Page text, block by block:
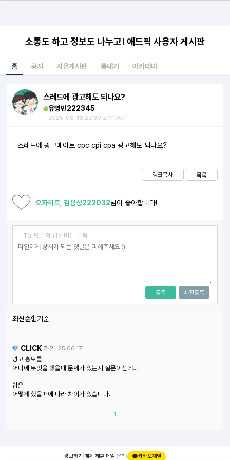
소통도 하고 정보도 나누고! 애드픽 사용자 게시판
홈 공지 자유게시판 뽐내기 아카데미
스레드에 광고해도 되나요?
유영민222345
2025-06-16 22:39 조회:747
스레드에 광고메이트 cpc cpi cpa 광고해도 되나요?
링크복사 목록
오자히르, 김용성222032님이 좋아합니다!
To. 댓글의 답변버튼 클릭
사진등록
등록
최신순인기순
CLICK 가입 25.06.17
광고 홍보를
어디에 무엇을 했을때 문제가 있는지 질문이신데...
답은
어떻게 했을때에 따라 차이가 있습니다.
1
광고하기 매체 제휴 메일 문의 | 카카오채널